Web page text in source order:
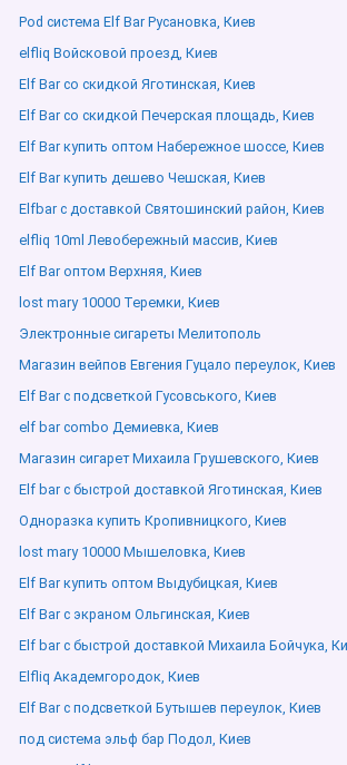
Pod система Elf Bar Русановка, Киев
elfliq Войсковой проезд, Киев
Elf Bar со скидкой Яготинская, Киев
Elf Bar со скидкой Печерская площадь, Киев
Elf Bar купить оптом Набережное шоссе, Киев
Elf Bar купить дешево Чешская, Киев
Elfbar с доставкой Святошинский район, Киев
elfliq 10ml Левобережный массив, Киев
Elf Bar оптом Верхняя, Киев
lost mary 10000 Теремки, Киев
Электронные сигареты Мелитополь
Магазин вейпов Евгения Гуцало переулок, Киев
Elf Bar с подсветкой Гусовського, Киев
elf bar combo Демиевка, Киев
Магазин сигарет Михаила Грушевского, Киев
Elf bar с быстрой доставкой Яготинская, Киев
Одноразка купить Кропивницкого, Киев
lost mary 10000 Мышеловка, Киев
Elf Bar купить оптом Выдубицкая, Киев
Elf Bar с экраном Ольгинская, Киев
Elf bar с быстрой доставкой Михаила Бойчука,
Elfliq Академгородок, Киев
Elf Bar с подсветкой Бутышев переулок, Киев
под система эльф бар Подол, Киев